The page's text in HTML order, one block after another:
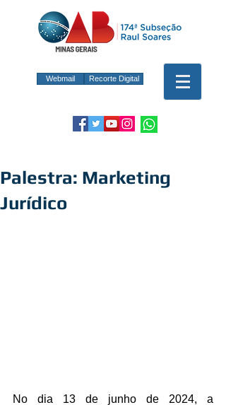
Webmail Recorte Digital
Palestra: Marketing
Jurídico
No dia 13 de junho de 2024, a